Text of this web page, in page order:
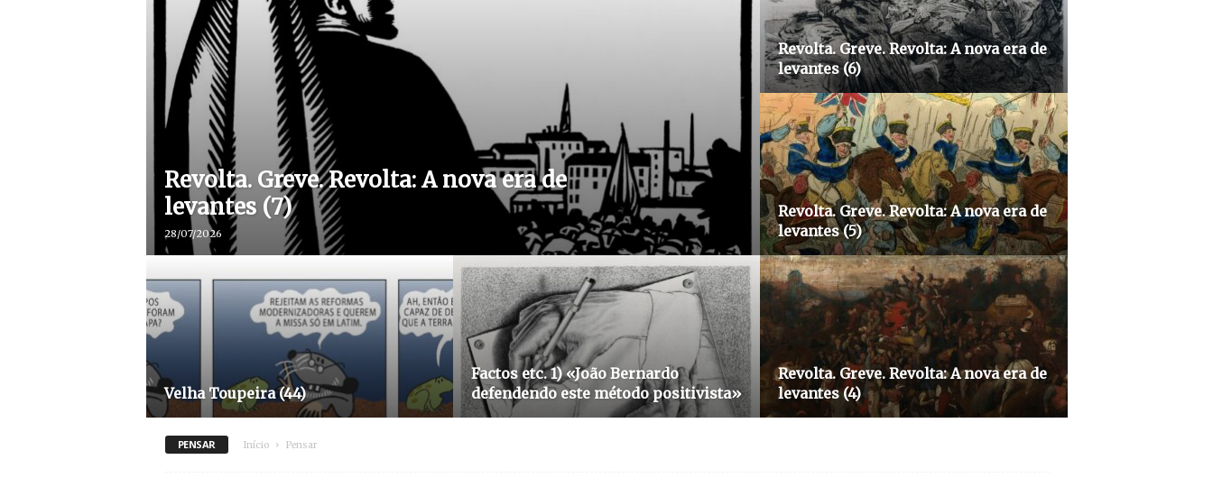
Revolta. Greve. Revolta: A nova era de
levantes (7)
28/07/2026
Revolta. Greve. Revolta: A nova era de
levantes (6)
Revolta. Greve. Revolta: A nova era de
levantes (5)
Velha Toupeira (44)
Factos etc. 1) «João Bernardo
defendendo este método positivista»
Revolta. Greve. Revolta: A nova era de
levantes (4)
PENSAR Início Pensar